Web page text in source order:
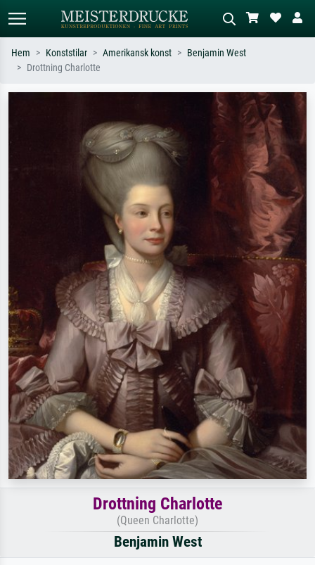
impressionism, Hokusai-våg, naken.
Beskriv scenen – t.ex. grön äng,
abstrakt med mycket rött, mörk
oljemålning, stående naken bredvid ett
Hem Konststilar Amerikansk konst
Benjamin West
Drottning Charlotte
Drottning Charlotte
(Queen Charlotte)
Benjamin West